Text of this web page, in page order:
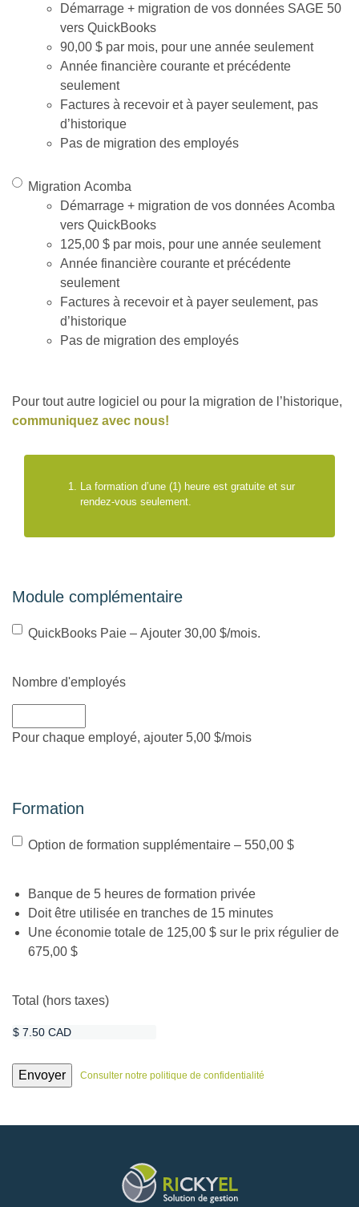
Démarrage + migration de vos données SAGE 50
vers QuickBooks
90,00 $ par mois, pour une année seulement
Année financière courante et précédente
seulement
Factures à recevoir et à payer seulement, pas
d’historique
Pas de migration des employés
Migration Acomba
Démarrage + migration de vos données Acomba
vers QuickBooks
125,00 $ par mois, pour une année seulement
Année financière courante et précédente
seulement
Factures à recevoir et à payer seulement, pas
d’historique
Pas de migration des employés
Pour tout autre logiciel ou pour la migration de l’historique,
communiquez avec nous!
La formation d’une (1) heure est gratuite et sur
rendez-vous seulement.
Module complémentaire
OptionQuickBooks Paie – Ajouter 30,00 $/mois.
Nombre d'employés
Pour chaque employé, ajouter 5,00 $/mois
(montant
(Nécessaire)
Formation
OptionOption de formation supplémentaire – 550,00 $
Banque de 5 heures de formation privée
Doit être utilisée en tranches de 15 minutes
Une économie totale de 125,00 $ sur le prix régulier de
675,00 $
Total (hors taxes)
Consulter notre politique de confidentialité